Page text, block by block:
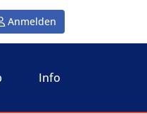
Anmelden
Info